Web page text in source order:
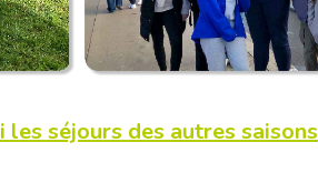
les séjours des autres saisons